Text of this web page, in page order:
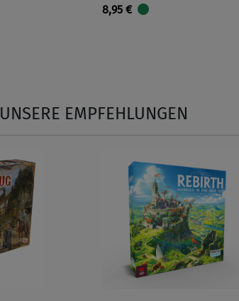
8,95 €
UNSERE EMPFEHLUNGEN